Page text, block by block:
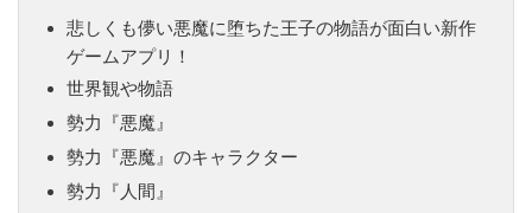
悲しくも儚い悪魔に堕ちた王子の物語が面白い新作
ゲームアプリ！
世界観や物語
勢力『悪魔』
勢力『悪魔』のキャラクター
勢力『人間』